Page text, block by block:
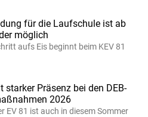
für die Laufschule ist ab
möglich
aufs Eis beginnt beim KEV 81
starker Präsenz bei den DEB-
2026
EV 81 ist auch in diesem Sommer